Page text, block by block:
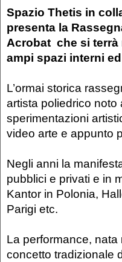
Spazio Thetis in
presenta la
Acrobat che si terrà
ampi spazi interni
L’ormai storica
artista poliedrico
sperimentazioni
video arte e appunto
Negli anni la
pubblici e privati e in
Kantor in Polonia,
Parigi etc.
La performance,
concetto tradizionale